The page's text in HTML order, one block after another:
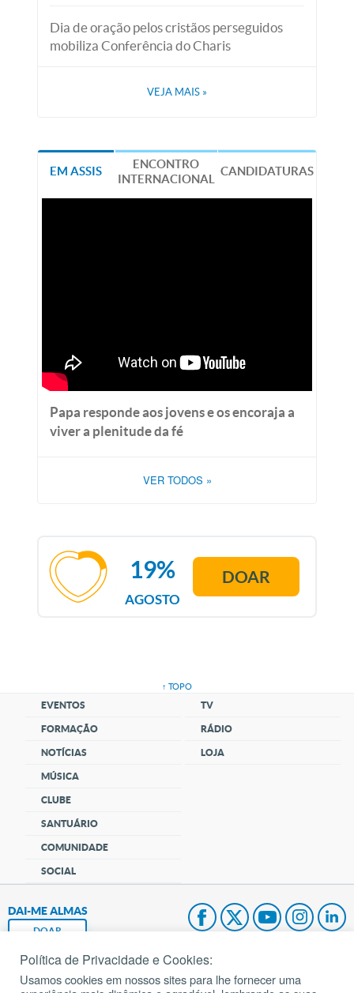
Dia de oração pelos cristãos perseguidos
mobiliza Conferência do Charis
VEJA MAIS »
EM ASSIS
ENCONTRO
INTERNACIONAL
CANDIDATURAS
Papa responde aos jovens e os encoraja a
viver a plenitude da fé
VER TODOS »
AGOSTO
19% DOAR
↑ TOPO
EVENTOS
FORMAÇÃO
NOTÍCIAS
MÚSICA
CLUBE
SANTUÁRIO
COMUNIDADE
SOCIAL
TV
RÁDIO
LOJA
DAI-ME ALMAS
DOAR
Fundação João Paulo II
Política de Privacidade e Cookies:
Usamos cookies em nossos sites para lhe fornecer uma